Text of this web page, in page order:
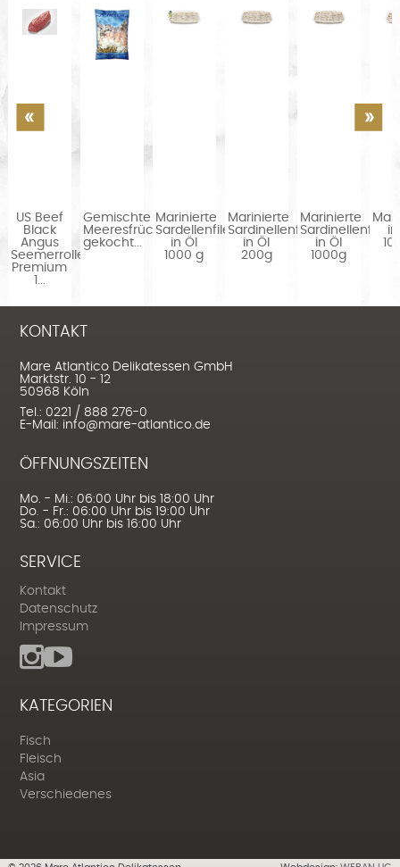
US Beef
Black
Angus
Seemerrolle
Premium
1...
Gemischte
Meeresfrüchte
gekocht...
Marinierte
Sardellenfilets
in Öl
1000 g
Marinierte
Sardinellenfilets
in Öl
200g
Marinierte
Sardinellenfilets
in Öl
1000g
KONTAKT
Mare Atlantico Delikatessen GmbH
Marktstr. 10 - 12
50968 Köln
Tel.: 0221 / 888 276-0
E-Mail: info@mare-atlantico.de
ÖFFNUNGSZEITEN
Mo. - Mi.: 06:00 Uhr bis 18:00 Uhr
Do. - Fr.: 06:00 Uhr bis 19:00 Uhr
Sa.: 06:00 Uhr bis 16:00 Uhr
SERVICE
Kontakt
Datenschutz
Impressum
KATEGORIEN
Fisch
Fleisch
Asia
Verschiedenes